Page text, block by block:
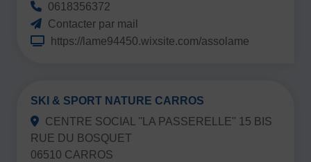
Autres activités de pleine nature
Autres sports Nautiques Badminton Ball-trap Basketball
Gymnastique Joutes nautiques Judo
L’activité Bébé et parent dans l’eau Montagne-Escalade
Multi-activités Natation
0618356372
Contacter par mail
https://lame94450.wixsite.com/assolame
SKI & SPORT NATURE CARROS
CENTRE SOCIAL ''LA PASSERELLE'' 15 BIS
RUE DU BOSQUET
06510 CARROS